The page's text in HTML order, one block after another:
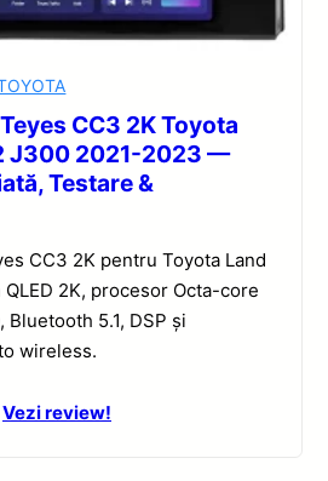
CC3 2K Toyota
J300 2021-2023 —
Testare &
CC3 2K pentru Toyota Land
2K, procesor Octa-core
Bluetooth 5.1, DSP și
wireless.
Vezi review!